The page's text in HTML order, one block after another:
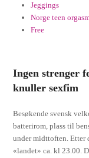
Jeggings
Norge teen
Free
Ingen strenger
knuller sexfim
Besøkende svensk
batterirom, plass til
under midttoften. Etter
«landet» ca. kl 23.00.